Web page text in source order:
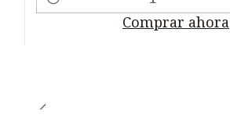
Cantidad
Comprar ahora